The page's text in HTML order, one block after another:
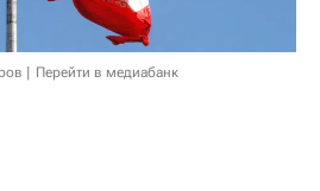
Перейти в медиабанк